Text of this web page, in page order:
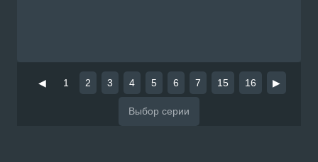
◀ 1 2 3 4 5 6 7 15 16 ▶